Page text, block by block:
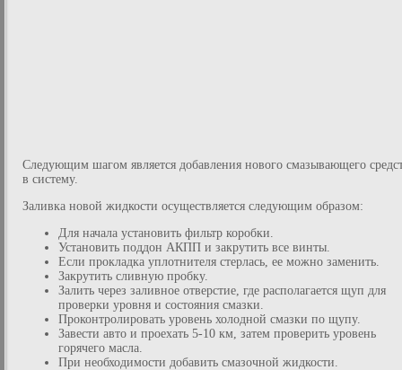
Следующим шагом является добавления нового смазывающего
в систему.
Заливка новой жидкости осуществляется следующим образом:
Для начала установить фильтр коробки.
Установить поддон АКПП и закрутить все винты.
Если прокладка уплотнителя стерлась, ее можно заменить.
Закрутить сливную пробку.
Залить через заливное отверстие, где располагается щуп для
проверки уровня и состояния смазки.
Проконтролировать уровень холодной смазки по щупу.
Завести авто и проехать 5-10 км, затем проверить уровень
горячего масла.
При необходимости добавить смазочной жидкости.